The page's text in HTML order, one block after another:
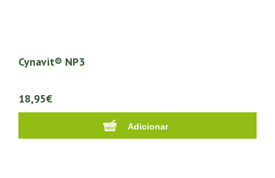
Cynavit® NP3
18,95€